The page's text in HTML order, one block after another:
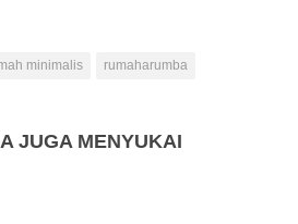
minimalis rumaharumba
JUGA MENYUKAI